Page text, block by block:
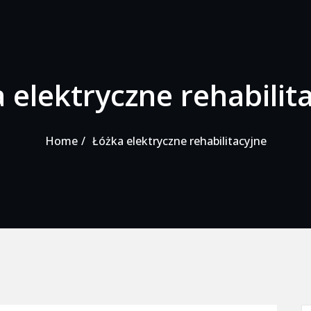
elektryczne
Home Łóżka elektryczne rehabilitacyjne